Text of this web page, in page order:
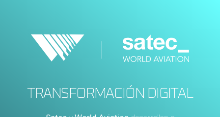
TRANSFORMACIÓN DIGITAL